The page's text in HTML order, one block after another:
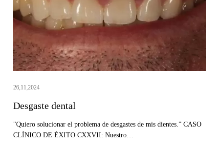
26,11,2024
Desgaste dental
"Quiero solucionar el problema de desgastes de mis dientes.” CASO
CLÍNICO DE ÉXITO CXXVII: Nuestro…